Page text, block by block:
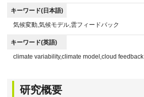
キーワード(日本語)
気候変動,気候モデル,雲フィードバック
キーワード(英語)
climate variability,climate model,cloud feedback
研究概要